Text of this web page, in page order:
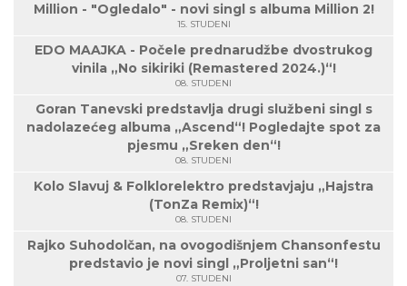
Million - "Ogledalo" - novi singl s albuma Million 2!
15. STUDENI
EDO MAAJKA - Počele prednarudžbe dvostrukog
vinila „No sikiriki (Remastered 2024.)“!
08. STUDENI
Goran Tanevski predstavlja drugi službeni singl s
nadolazećeg albuma „Ascend“! Pogledajte spot za
pjesmu „Sreken den“!
08. STUDENI
Kolo Slavuj & Folklorelektro predstavjaju „Hajstra
(TonZa Remix)“!
08. STUDENI
Rajko Suhodolčan, na ovogodišnjem Chansonfestu
predstavio je novi singl „Proljetni san“!
07. STUDENI